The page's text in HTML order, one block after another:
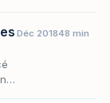
Déc 201848 min